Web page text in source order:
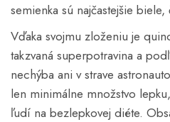
semienka sú najčastejšie
Vďaka svojmu zloženiu je
takzvaná superpotravina a
nechýba ani v strave
len minimálne množstvo
ľudí na bezlepkovej diéte.